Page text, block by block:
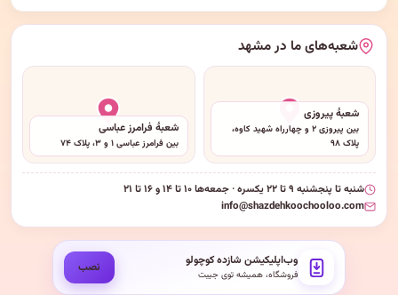
شعبه‌های ما در مشهد
شعبهٔ پیروزی
بین پیروزی ۲ و چهارراه شهید کاوه،
پلاک ۹۸
شعبهٔ فرامرز عباسی
بین فرامرز عباسی ۱ و ۳، پلاک ۷۴
شنبه تا پنجشنبه ۹ تا ۲۲ یکسره · جمعه‌ها ۱۰ تا ۱۴ و ۱۶ تا ۲۱
info@shazdehkoochooloo.com
وب‌اپلیکیشن شازده کوچولو
فروشگاه، همیشه توی جیبت نصب